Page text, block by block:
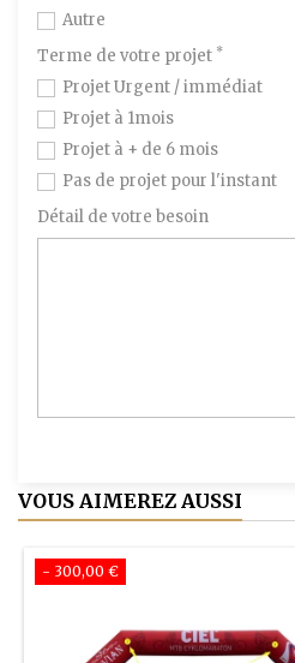
Autre
Terme de votre projet *
Projet Urgent / immédiat
Projet à 1mois
Projet à + de 6 mois
Pas de projet pour l'instant
Détail de votre besoin
VOUS AIMEREZ AUSSI
- 300,00 €